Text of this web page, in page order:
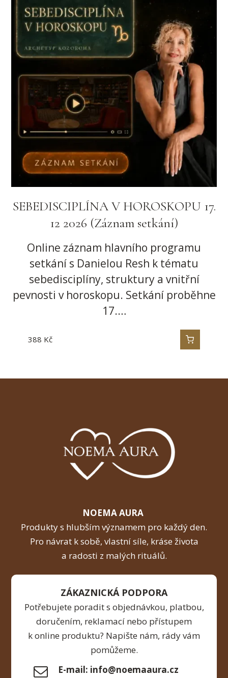
SEBEDISCIPLÍNA V HOROSKOPU 17.
12 2026 (Záznam setkání)
Online záznam hlavního programu
setkání s Danielou Resh k tématu
sebedisciplíny, struktury a vnitřní
pevnosti v horoskopu. Setkání proběhne
17.…
388 Kč
NOEMA AURA
Produkty s hlubším významem pro každý den.
Pro návrat k sobě, vlastní síle, kráse života
a radosti z malých rituálů.
ZÁKAZNICKÁ PODPORA
Potřebujete poradit s objednávkou, platbou,
doručením, reklamací nebo přístupem
k online produktu? Napište nám, rády vám
pomůžeme.
E-mail: info@noemaaura.cz